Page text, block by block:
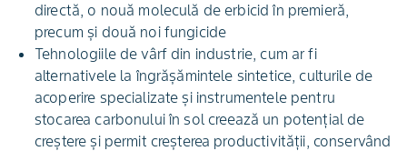
directă, o nouă moleculă de erbicid în premieră,
precum și două noi fungicide
Tehnologiile de vârf din industrie, cum ar fi
alternativele la îngrășămintele sintetice, culturile de
acoperire specializate și instrumentele pentru
stocarea carbonului în sol creează un potențial de
creștere și permit creșterea productivității, conservând